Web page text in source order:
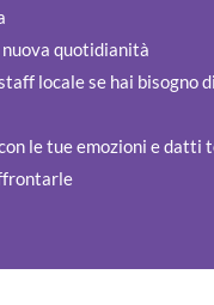
quotidianità
locale se hai bisogno
le tue emozioni e datti